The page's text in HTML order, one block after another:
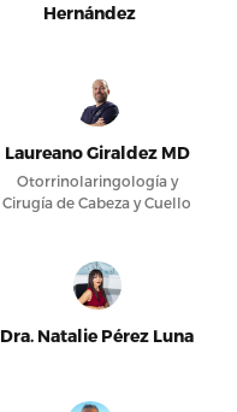
Hernández
Laureano Giraldez MD
Otorrinolaringología y
Cirugía de Cabeza y Cuello
Dra. Natalie Pérez Luna